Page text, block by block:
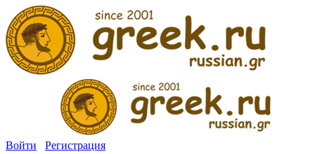
Войти
Регистрация